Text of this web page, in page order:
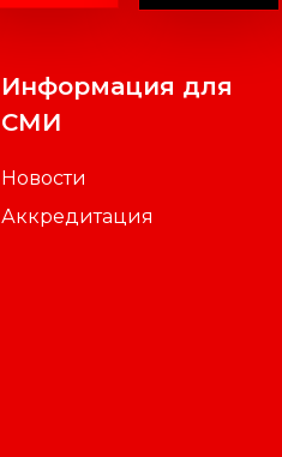
Информация для
СМИ
Новости
Аккредитация